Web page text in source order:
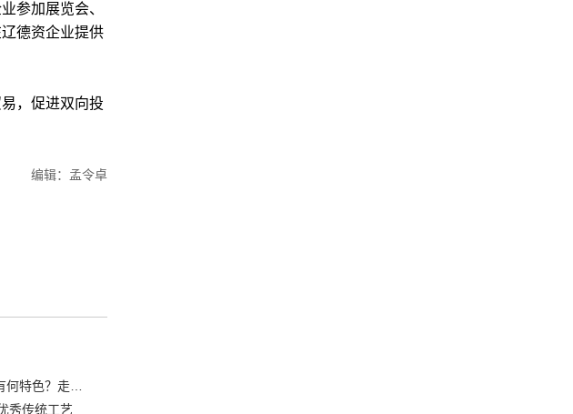
参加展览会、
德资企业提供
，促进双向投
编辑：孟令卓
秀传统工艺